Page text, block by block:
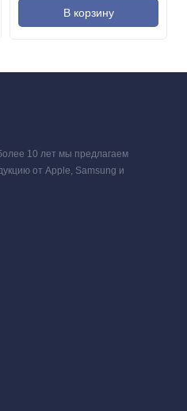
В корзину
10 лет мы предлагаем
от Apple, Samsung и